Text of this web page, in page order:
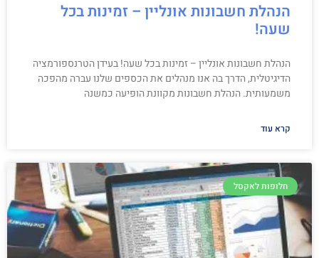
הנהלת חשבונות אונליין – זמינות בכל
שעה!
הנהלת חשבונות אונליין – זמינות בכל שעה! בעידן הטרנספורמציה
הדיגיטלית, הדרך בה אנו מנהלים את הכספים שלנו עברה מהפכה
משמעותית. הנהלת חשבונות מקוונת הופיעה כמשנה
קרא עוד
חלופות לאקסל